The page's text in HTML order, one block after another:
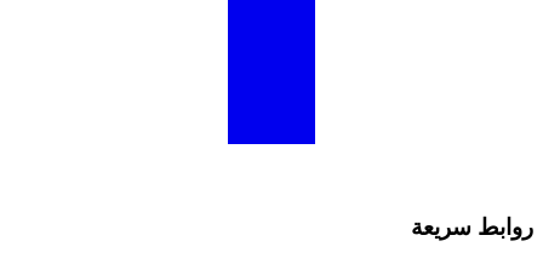
روابط سريعة